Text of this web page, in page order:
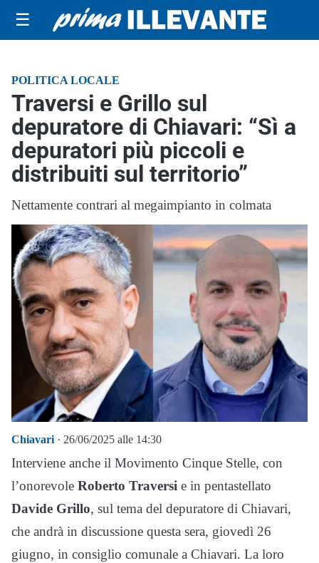
☰
POLITICA LOCALE
Traversi e Grillo sul
depuratore di Chiavari: “Sì a
depuratori più piccoli e
distribuiti sul territorio”
Nettamente contrari al megaimpianto in colmata
Chiavari · 26/06/2025 alle 14:30
Interviene anche il Movimento Cinque Stelle, con
l’onorevole Roberto Traversi e in pentastellato
Davide Grillo, sul tema del depuratore di Chiavari,
che andrà in discussione questa sera, giovedì 26
giugno, in consiglio comunale a Chiavari. La loro